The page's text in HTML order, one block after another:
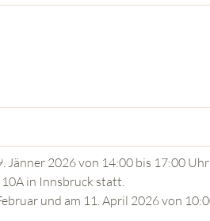
Jänner 2026 von 14:00 bis 17:00
in Innsbruck statt.
und am 11. April 2026 von